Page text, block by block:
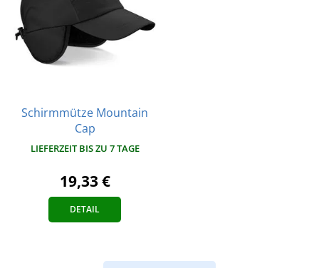
Schirmmütze Mountain
Cap
LIEFERZEIT BIS ZU 7 TAGE
19,33 €
DETAIL